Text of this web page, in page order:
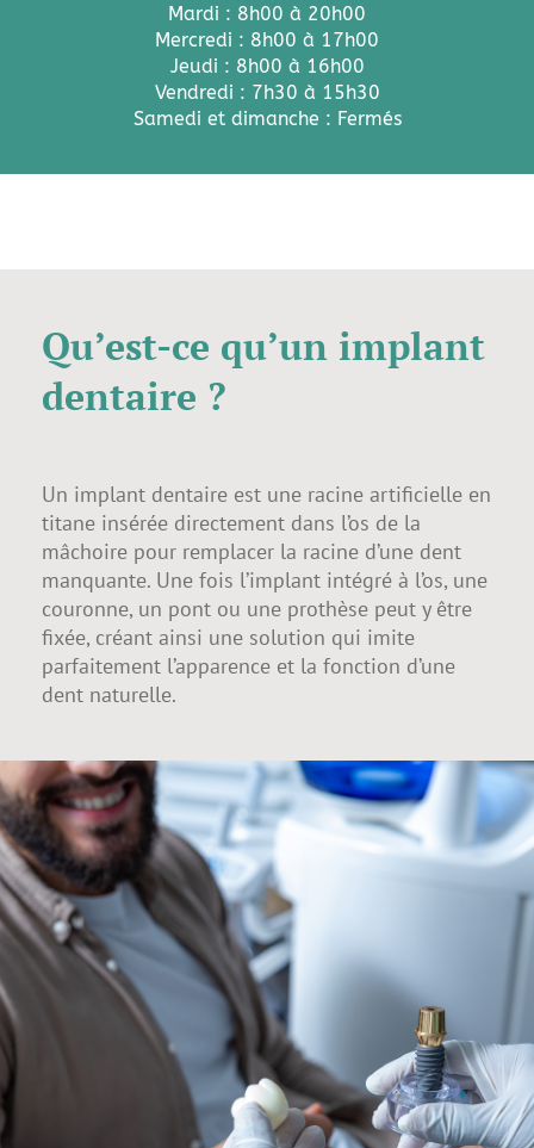
Mardi : 8h00 à 20h00
Mercredi : 8h00 à 17h00
Jeudi : 8h00 à 16h00
Vendredi : 7h30 à 15h30
Samedi et dimanche : Fermés
Qu’est-ce qu’un implant
dentaire ?
Un implant dentaire est une racine artificielle en
titane insérée directement dans l’os de la
mâchoire pour remplacer la racine d’une dent
manquante. Une fois l’implant intégré à l’os, une
couronne, un pont ou une prothèse peut y être
fixée, créant ainsi une solution qui imite
parfaitement l’apparence et la fonction d’une
dent naturelle.